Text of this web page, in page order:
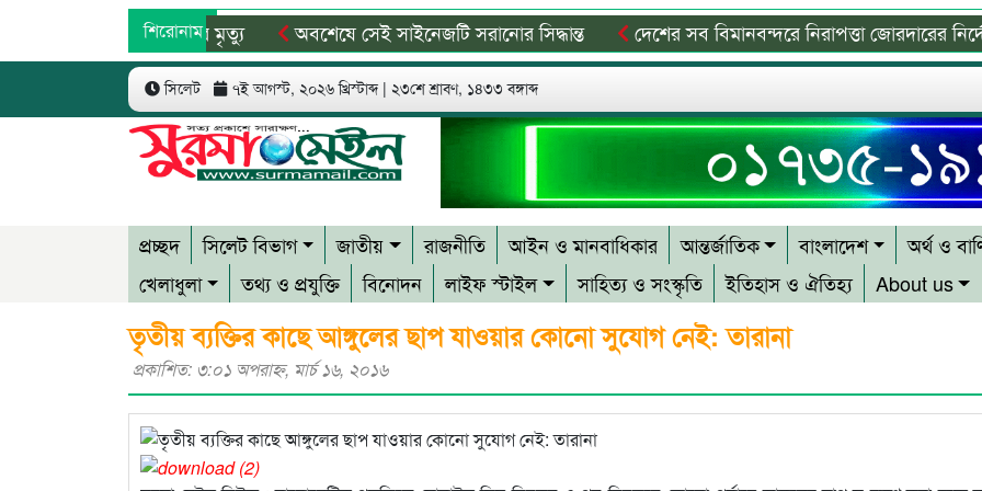
শিরোনাম
শিশুসহ ৯ জনের মৃত্যু অবশেষে সেই সাইনেজটি সরানোর সিদ্ধান্ত দেশের সব বিমানবন্দরে নিরাপত্তা জোরদারের নির্দেশ
পাকিস্তানে নিষিদ্ধ আল-জাজিরা
৫ আগস্টের বিজয় গণতন্ত্রকামী মানুষের জন্য প্রেরণা হয়ে থাকবে: প্রধানমন্ত্রী বিশ্ব মাতৃদুগ্ধ
সিলেট ৭ই আগস্ট, ২০২৬ খ্রিস্টাব্দ | ২৩শে শ্রাবণ, ১৪৩৩ বঙ্গাব্দ
প্রচ্ছদ সিলেট বিভাগ জাতীয় রাজনীতি আইন ও মানবাধিকার আন্তর্জাতিক বাংলাদেশ অর্থ ও
খেলাধুলা
তথ্য ও প্রযুক্তি বিনোদন লাইফ স্টাইল সাহিত্য ও সংস্কৃতি ইতিহাস ও ঐতিহ্য About us
তৃতীয় ব্যক্তির কাছে আঙ্গুলের ছাপ যাওয়ার কোনো সুযোগ নেই: তারানা
প্রকাশিত: ৩:০১ অপরাহ্ণ, মার্চ ১৬, ২০১৬